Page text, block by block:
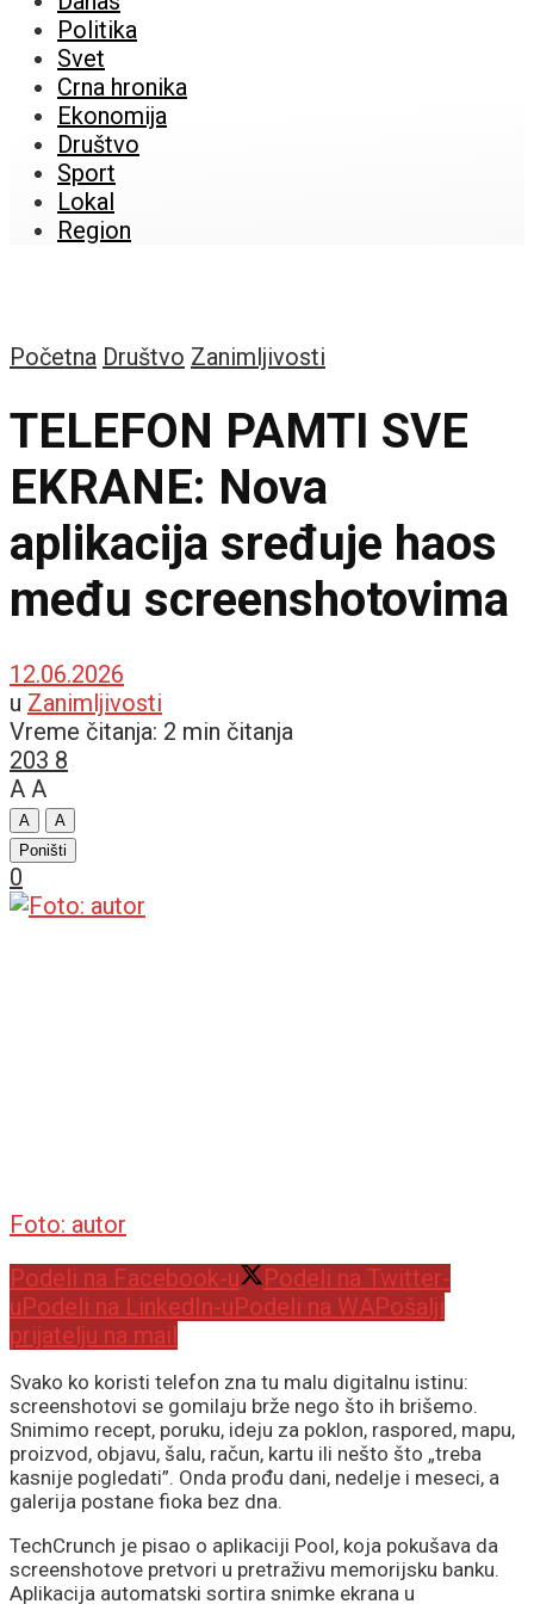
Politika
Svet
Crna hronika
Ekonomija
Društvo
Sport
Lokal
Region
Početna Društvo Zanimljivosti
TELEFON PAMTI SVE
EKRANE: Nova
aplikacija sređuje haos
među screenshotovima
12.06.2026
u Zanimljivosti
Vreme čitanja: 2 min čitanja
203 8
A A
A
A
Poništi
0
Foto: autor
Podeli na Facebook-u
Podeli na Twitter-
uPodeli na LinkedIn-uPodeli na WAPošalji
prijatelju na mail
Svako ko koristi telefon zna tu malu digitalnu istinu:
screenshotovi se gomilaju brže nego što ih brišemo.
Snimimo recept, poruku, ideju za poklon, raspored, mapu,
proizvod, objavu, šalu, račun, kartu ili nešto što „treba
kasnije pogledati”. Onda prođu dani, nedelje i meseci, a
galerija postane fioka bez dna.
TechCrunch je pisao o aplikaciji Pool, koja pokušava da
screenshotove pretvori u pretraživu memorijsku banku.
Aplikacija automatski sortira snimke ekrana u